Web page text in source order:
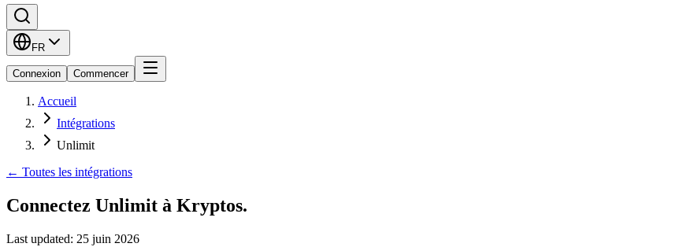
FR
Connexion Commencer
Accueil
Intégrations
Unlimit
← Toutes les intégrations
Connectez Unlimit à Kryptos.
Last updated: 25 juin 2026